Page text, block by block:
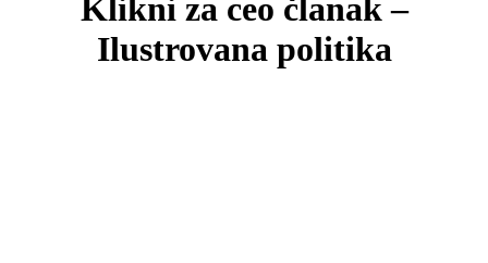
Klikni za ceo članak –
Ilustrovana politika